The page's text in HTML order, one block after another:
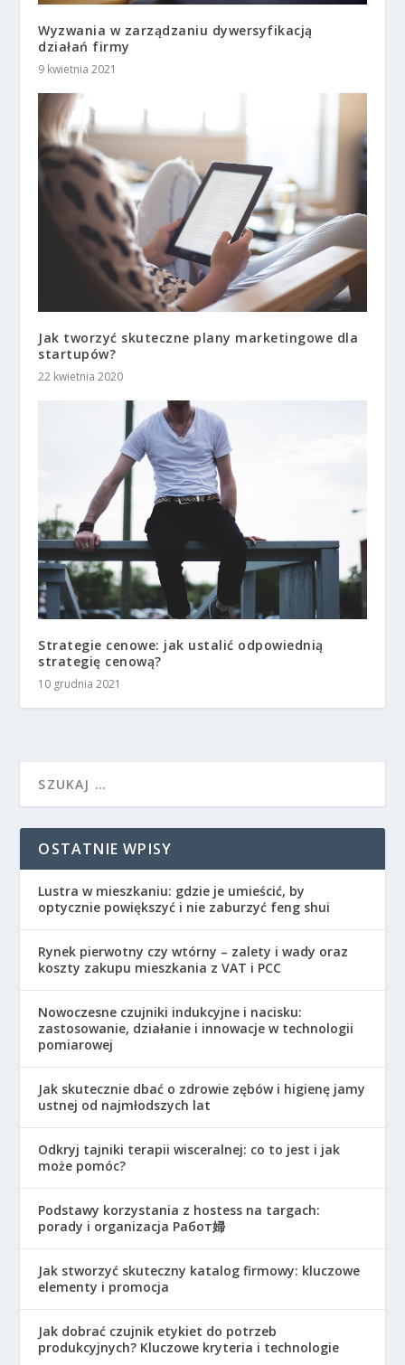
Wyzwania w zarządzaniu dywersyfikacją
działań firmy
9 kwietnia 2021
Jak tworzyć skuteczne plany marketingowe dla
startupów?
22 kwietnia 2020
Strategie cenowe: jak ustalić odpowiednią
strategię cenową?
10 grudnia 2021
OSTATNIE WPISY
Lustra w mieszkaniu: gdzie je umieścić, by
optycznie powiększyć i nie zaburzyć feng shui
Rynek pierwotny czy wtórny – zalety i wady oraz
koszty zakupu mieszkania z VAT i PCC
Nowoczesne czujniki indukcyjne i nacisku:
zastosowanie, działanie i innowacje w technologii
pomiarowej
Jak skutecznie dbać o zdrowie zębów i higienę jamy
ustnej od najmłodszych lat
Odkryj tajniki terapii wisceralnej: co to jest i jak
może pomóc?
Podstawy korzystania z hostess na targach:
porady i organizacja Работ婦
Jak stworzyć skuteczny katalog firmowy: kluczowe
elementy i promocja
Jak dobrać czujnik etykiet do potrzeb
produkcyjnych? Kluczowe kryteria i technologie